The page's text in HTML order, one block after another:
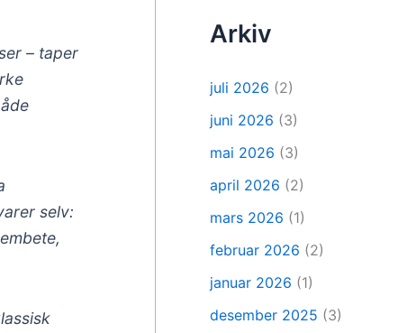
– taper
selv:
Arkiv
juli 2026 (2)
juni 2026 (3)
mai 2026 (3)
april 2026 (2)
mars 2026 (1)
februar 2026 (2)
januar 2026 (1)
desember 2025 (3)